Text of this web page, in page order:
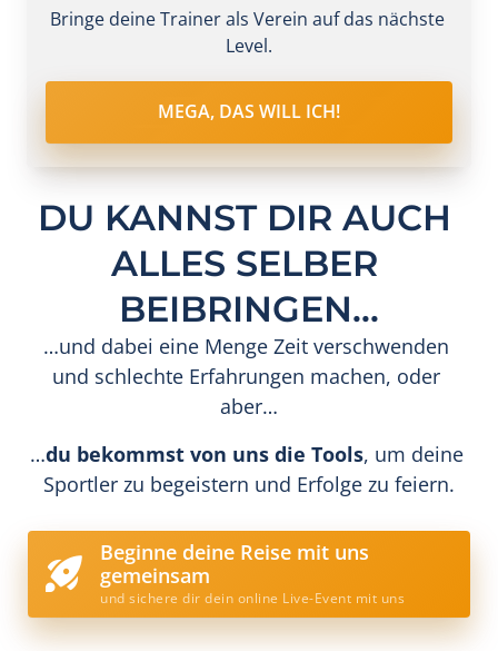
Bringe deine Trainer als Verein auf das nächste
Level.
MEGA, DAS WILL ICH!
DU KANNST DIR AUCH
ALLES SELBER
BEIBRINGEN...
…und dabei eine Menge Zeit verschwenden
und schlechte Erfahrungen machen, oder
aber…
…du bekommst von uns die Tools, um deine
Sportler zu begeistern und Erfolge zu feiern.
Beginne deine Reise mit uns
gemeinsam
und sichere dir dein online Live-Event mit uns